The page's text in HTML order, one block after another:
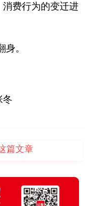
费行为的变迁进
。
冬
篇文章